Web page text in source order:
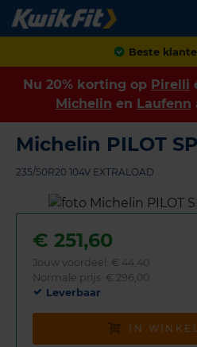
Achteraf
Nu 20% korting op Pirelli
Michelin en Laufenn
Michelin PILOT
235/50R20 104V EXTRALOAD
€ 251,60
Jouw voordeel: € 44,40
Normale prijs: € 296,00
Leverbaar
IN